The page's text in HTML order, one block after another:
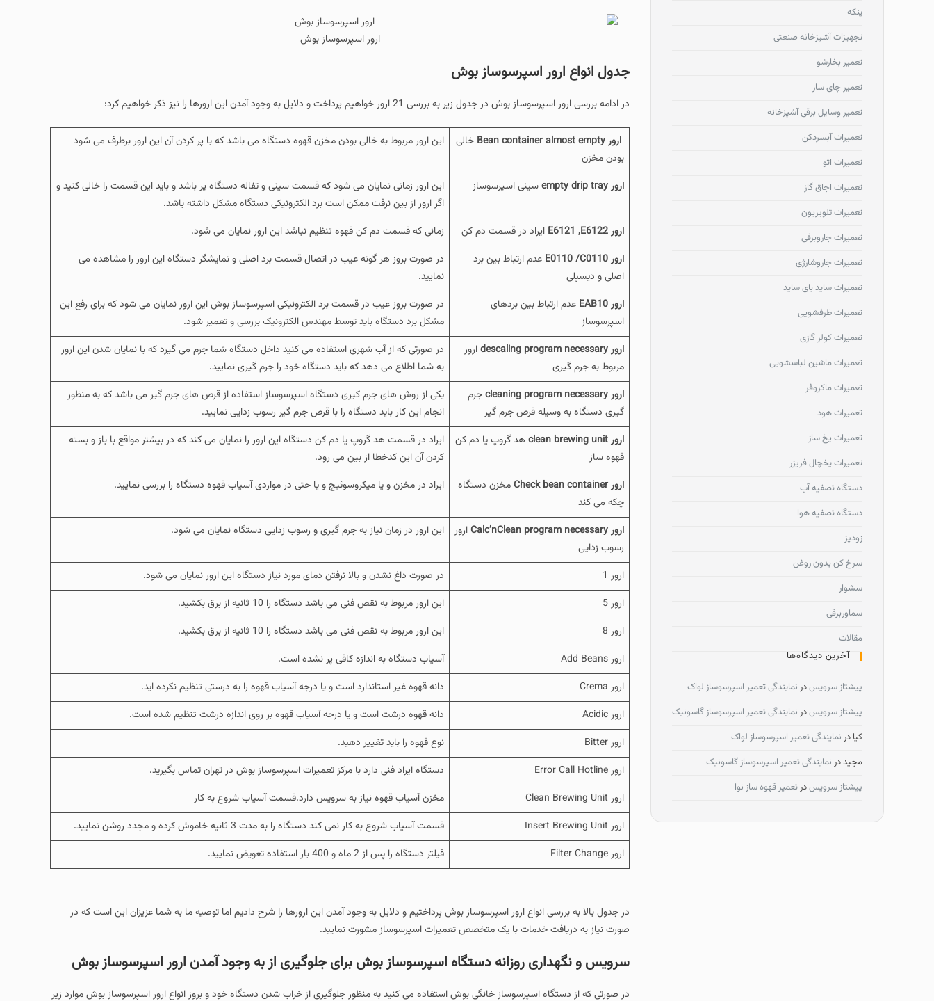
ارور اسپرسوساز بوش
جدول انواع ارور اسپرسوساز بوش
در ادامه بررسی ارور اسپرسوساز بوش در جدول زیر به بررسی 21 ارور خواهیم پرداخت و دلایل به وجود آمدن این ارورها را نیز ذکر خواهیم کرد:
ارور Bean container almost empty
خالی
بودن مخزن
این ارور مربوط به خالی بودن مخزن قهوه دستگاه می باشد که با پر کردن آن این ارور برطرف می شود
ارور empty drip tray سینی اسپرسوساز
این ارور زمانی نمایان می شود که قسمت سینی و تفاله دستگاه پر باشد و باید این قسمت را خالی کنید و
اگر ارور از بین نرفت ممکن است برد الکترونیکی دستگاه مشکل داشته باشد.
ارور E6121 ,E6122
ایراد در قسمت دم کن
زمانی که قسمت دم کن قهوه تنظیم نباشد این ارور نمایان می شود.
ارور E0110 /C0110
عدم ارتباط بین برد
اصلی و دیسپلی
در صورت بروز هر گونه عیب در اتصال قسمت برد اصلی و نمایشگر دستگاه این ارور را مشاهده می
نمایید.
ارور EAB10
عدم ارتباط بین بردهای
اسپرسوساز
در صورت بروز عیب در قسمت برد الکترونیکی اسپرسوساز بوش این ارور نمایان می شود که برای رفع این
مشکل برد دستگاه باید توسط مهندس الکترونیک بررسی و تعمیر شود.
ارور descaling program necessary
ارور
مربوط به جرم گیری
در صورتی که از آب شهری استفاده می کنید داخل دستگاه شما جرم می گیرد که با نمایان شدن این ارور
به شما اطلاع می دهد که باید دستگاه خود را جرم گیری نمایید.
ارور cleaning program necessary
جرم
گیری دستگاه به وسیله قرص جرم گیر
یکی از روش های جرم کیری دستگاه اسپرسوساز استفاده از قرص های جرم گیر می باشد که به منظور
انجام این کار باید دستگاه را با قرص جرم گیر رسوب زدایی نمایید.
ارور clean brewing unit
هد گروپ یا دم کن
قهوه ساز
ایراد در قسمت هد گروپ یا دم کن دستگاه این ارور را نمایان می کند که در بیشتر مواقع با باز و بسته
کردن آن این کدخطا از بین می رود.
ارور Check bean container
مخزن دستگاه
چکه می کند
ایراد در مخزن و یا میکروسوئیچ و یا حتی در مواردی آسیاب قهوه دستگاه را بررسی نمایید.
ارور Calc’nClean program necessary
ارور
رسوب زدایی
این ارور در زمان نیاز به جرم گیری و رسوب زدایی دستگاه نمایان می شود.
ارور 1
در صورت داغ نشدن و بالا نرفتن دمای مورد نیاز دستگاه این ارور نمایان می شود.
ارور 5
این ارور مربوط به نقص فنی می باشد دستگاه را 10 ثانیه از برق بکشید.
ارور 8
این ارور مربوط به نقص فنی می باشد دستگاه را 10 ثانیه از برق بکشید.
ارور Add Beans
آسیاب دستگاه به اندازه کافی پر نشده است.
ارور Crema
دانه قهوه غیر استاندارد است و یا درجه آسیاب قهوه را به درستی تنظیم نکرده اید.
ارور Acidic
دانه قهوه درشت است و یا درجه آسیاب قهوه بر روی اندازه درشت تنظیم شده است.
ارور Bitter
نوع قهوه را باید تغییر دهید.
ارور Error Call Hotline
دستگاه ایراد فنی دارد با مرکز تعمیرات اسپرسوساز بوش در تهران تماس بگیرید.
ارور Clean Brewing Unit
مخزن آسیاب قهوه نیاز به سرویس دارد.قسمت آسیاب شروع به کار
ارور Insert Brewing Unit
قسمت آسیاب شروع به کار نمی کند دستگاه را به مدت 3 ثانیه خاموش کرده و مجدد روشن نمایید.
ارور Filter Change
فیلتر دستگاه را پس از 2 ماه و 400 بار استفاده تعویض نمایید.
در جدول بالا به بررسی انواع ارور اسپرسوساز بوش پرداختیم و دلایل به وجود آمدن این ارورها را شرح دادیم اما توصیه ما به شما عزیزان این است که در
صورت نیاز به دریافت خدمات با یک متخصص تعمیرات اسپرسوساز مشورت نمایید.
سرویس و نگهداری روزانه دستگاه اسپرسوساز بوش برای جلوگیری از به وجود آمدن ارور اسپرسوساز بوش
در صورتی که از دستگاه اسپرسوساز خانگی بوش استفاده می کنید به منظور جلوگیری از خراب شدن دستگاه خود و بروز انواع ارور اسپرسوساز بوش موارد زیر
پنکه
تجهیزات آشپزخانه صنعتی
تعمیر بخارشو
تعمیر چای ساز
تعمیر وسایل برقی آشپزخانه
تعمیرات آبسردکن
تعمیرات اتو
تعمیرات اجاق گاز
تعمیرات تلویزیون
تعمیرات جاروبرقی
تعمیرات جاروشارژی
تعمیرات ساید بای ساید
تعمیرات ظرفشویی
تعمیرات کولر گازی
تعمیرات ماشین لباسشویی
تعمیرات ماکروفر
تعمیرات هود
تعمیرات یخ ساز
تعمیرات یخچال فریزر
دستگاه تصفیه آب
دستگاه تصفیه هوا
زودپز
سرخ کن بدون روغن
سشوار
سماوربرقی
مقالات
آخرین دیدگاه‌ها
پیشتاز سرویسدر نمایندگی تعمیر اسپرسوساز لواک
پیشتاز سرویسدر نمایندگی تعمیر اسپرسوساز گاسونیک
کیا در نمایندگی تعمیر اسپرسوساز لواک
مجیددر نمایندگی تعمیر اسپرسوساز گاسونیک
پیشتاز سرویسدرتعمیر قهوه ساز نوا